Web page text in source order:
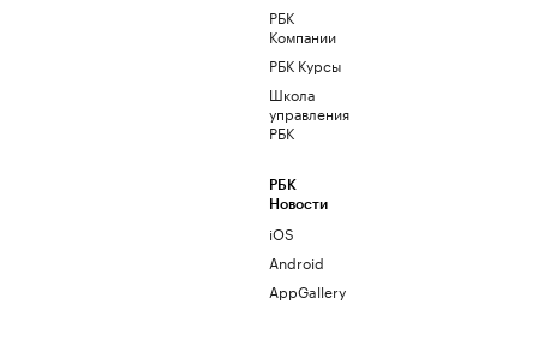
РБК
Компании
РБК Курсы
Школа
управления
РБК
РБК
Новости
iOS
Android
AppGallery